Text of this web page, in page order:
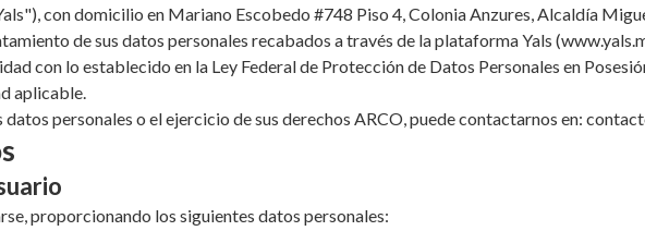
con domicilio en Mariano Escobedo #748 Piso 4, Colonia Anzures, Alcaldía
de sus datos personales recabados a través de la plataforma Yals
con lo establecido en la Ley Federal de Protección de Datos Personales en
aplicable.
personales o el ejercicio de sus derechos ARCO, puede contactarnos en:
proporcionando los siguientes datos personales: